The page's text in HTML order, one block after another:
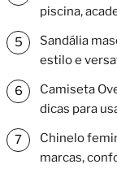
piscina,
Sandália
estilo e
Camiseta
dicas para
Chinelo
marcas,